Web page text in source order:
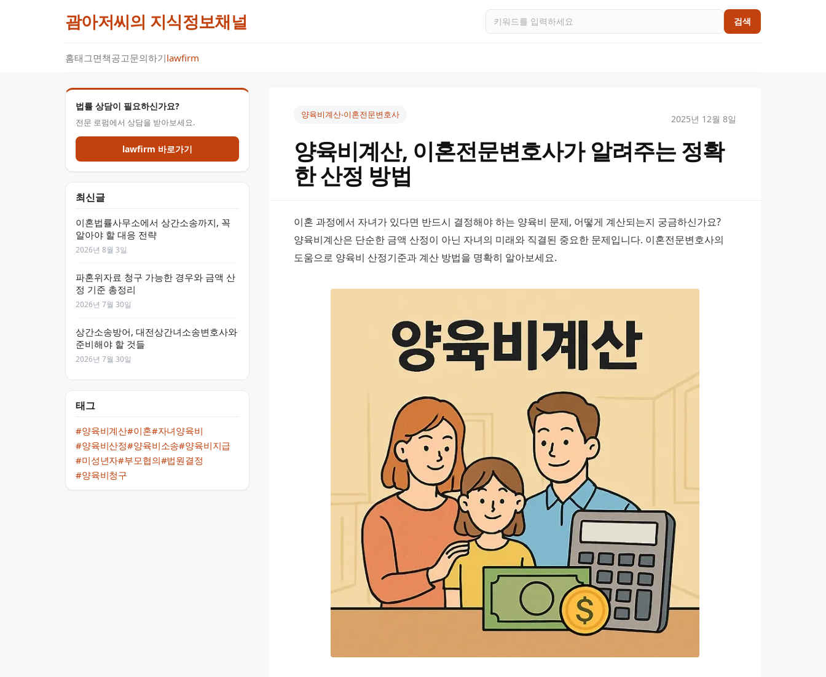
괌아저씨의 지식정보채널 검색
홈태그면책공고문의하기lawfirm
법률 상담이 필요하신가요?
전문 로펌에서 상담을 받아보세요.
lawfirm 바로가기
최신글
이혼법률사무소에서 상간소송까지, 꼭
알아야 할 대응 전략
2026년 8월 3일
파혼위자료 청구 가능한 경우와 금액 산
정 기준 총정리
2026년 7월 30일
상간소송방어, 대전상간녀소송변호사와
준비해야 할 것들
2026년 7월 30일
태그
#양육비계산#이혼#자녀양육비
#양육비산정#양육비소송#양육비지급
#미성년자#부모협의#법원결정
#양육비청구
양육비계산-이혼전문변호사 2025년 12월 8일
양육비계산, 이혼전문변호사가 알려주는 정확
한 산정 방법
이혼 과정에서 자녀가 있다면 반드시 결정해야 하는 양육비 문제, 어떻게 계산되는지 궁금하신가요?
양육비계산은 단순한 금액 산정이 아닌 자녀의 미래와 직결된 중요한 문제입니다. 이혼전문변호사의
도움으로 양육비 산정기준과 계산 방법을 명확히 알아보세요.